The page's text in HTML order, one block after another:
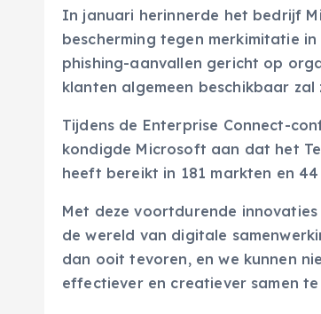
In januari herinnerde het bedrijf
bescherming tegen merkimitatie
phishing-aanvallen gericht op
klanten algemeen beschikbaar zal
Tijdens de Enterprise Connect-
kondigde Microsoft aan dat het
heeft bereikt in 181 markten en
Met deze voortdurende
de wereld van digitale
dan ooit tevoren, en we kunnen
effectiever en creatiever samen te